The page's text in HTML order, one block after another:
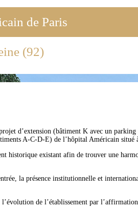
de Paris
(92)
d’extension (bâtiment K avec un
A-C-D-E) de l’hôpital Américain situé
historique existant afin de trouver une
la présence institutionnelle et
de l’établissement par